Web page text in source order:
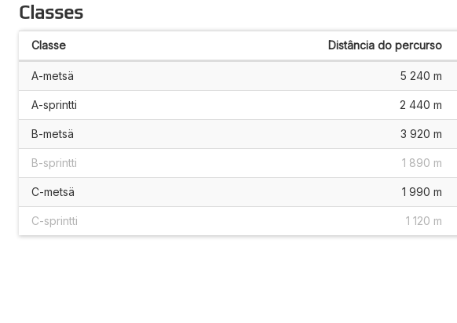
Classes
Classe Distância do percurso
A-metsä 5 240 m
A-sprintti 2 440 m
B-metsä 3 920 m
B-sprintti 1 890 m
C-metsä 1 990 m
C-sprintti 1 120 m